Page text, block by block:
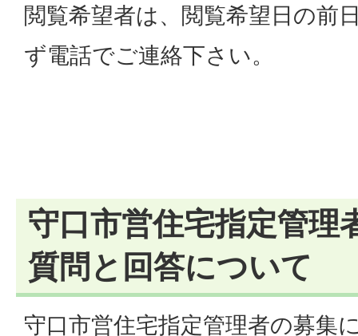
閲覧希望者は、閲覧希望日の前
ず電話でご連絡下さい。
守口市営住宅指定管理
質問と回答について
守口市営住宅指定管理者の募集